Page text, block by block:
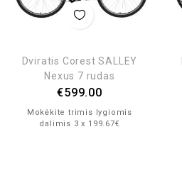
Dviratis Corest SALLEY
Nexus 7 rudas
€599.00
Mokėkite trimis lygiomis
dalimis 3 x 199.67€